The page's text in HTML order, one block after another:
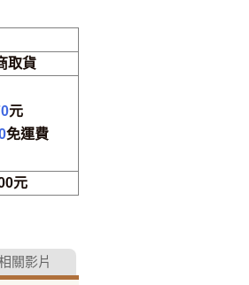
取貨
元
免運費
元
關影片